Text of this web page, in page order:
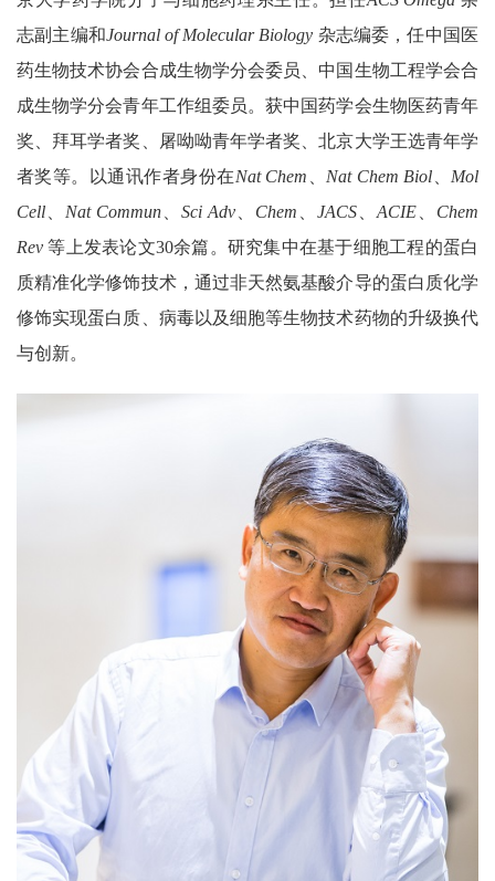
志副主编和Journal of Molecular Biology 杂志编委，任中国医
药生物技术协会合成生物学分会委员、中国生物工程学会合
成生物学分会青年工作组委员。获中国药学会生物医药青年
奖、拜耳学者奖、屠呦呦青年学者奖、北京大学王选青年学
者奖等。以通讯作者身份在Nat Chem Nat Chem Biol
Mol
Cell
Nat Commun Sci Adv Chem JACS ACIE
Chem
Rev 等上发表论文30余篇。研究集中在基于细胞工程的蛋白
质精准化学修饰技术，通过非天然氨基酸介导的蛋白质化学
修饰实现蛋白质、病毒以及细胞等生物技术药物的升级换代
与创新。